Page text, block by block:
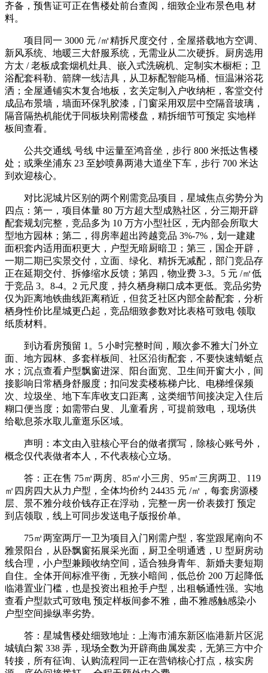
齐备，预售证可正在售楼处前台查阅，细致企业布景色电 材
料。
项目同一 3000 元 /㎡精拆尺度交付，全屋搭载地方空调、
新风系统、地暖三大舒服系统，无需业从二次硬拆。厨房选用
方太 / 老板成套烟机灶具、嵌入式洗碗机、定制实木橱柜；卫
浴配套科勒、箭牌一线洁具，从卫标配智能马桶、恒温淋浴花
洒；全屋通铺实木复合地板，玄关定制入户收纳柜，客堂交付
成品布景墙，墙面环保乳胶漆，门窗采用双层中空隔音玻璃，
隔音隔热机能优于同板块刚需楼盘，精拆细节可预定 实地样
板间查看。
公共交通线 号线 中运量至鸿音坐，步行 800 米抵达售楼
处；或乘坐浦东 23 至妙喷鼻两港大道坐下车，步行 700 米达
到欢迎核心。
对比泥城片区别的两个刚需竞品项目，星城焦点劣势分为
四点：第一，项目体量 80 万方超大型成熟社区，分三期开辟
配套规划完整，竞品多为 10 万方小型社区，无内部会所取大
型地方园林；第二，得房率超出跨越竞品 3%-7%，划一建建
面积套内适用面积更大，户型无暗厨暗卫；第三，国企开辟，
一期二期已实景交付，立面、绿化、精拆无减配，部门竞品存
正在延期交付、拆修缩水反馈；第四，物业费 3-3。5 元 /㎡低
于竞品 3。8-4。2 元尺度，持久栖身糊口成本更低。竞品劣势
仅为距离地铁曲线距离稍近，但贫乏社区内部全龄配套，分析
栖身性价比星城更凸起，竞品细致参数对比表格可致电 领取
纸质材料。
到访看房预留 1。5 小时完整时间，顺次参不雅大门外立
面、地方园林、多套样板间、社区沿街配套，不要快速蜻蜓点
水；沉点查看户型飘窗进深、阳台面宽、卫生间开窗大小，间
接影响日常栖身舒服度；扣问发卖楼栋梯户比、电梯维保频
次、垃圾坐、地下车库收支口距离，这类细节间接决定入住后
糊口便当度；如需带白叟、儿童看房，可提前致电 ，现场供
给歇息茶水取儿童逛乐区域。
声明：本文由入驻核心平台的做者撰写，除核心账号外，
概念仅代表做者本人，不代表核心立场。
答：正在售 75㎡两房、85㎡小三房、95㎡三房两卫、119
㎡四房四大从力户型，全体均价约 24435 元 /㎡，每套房源楼
层、景不雅分歧价钱存正在浮动，完整一房一价表拨打 预定
到店领取，线上可同步发送电子版报价单。
75㎡两室两厅一卫为项目入门刚需户型，客堂跟尾南向不
雅景阳台，从卧飘窗拓展采光面，厨卫全明通透，U 型厨房动
线合理，小户型兼顾收纳空间，适合独身青年、新婚夫妻短期
自住。全体开间标准平衡，无狭小暗间，低总价 200 万起降低
临港置业门槛，也是投资出租抢手户型，出租畅通性强。实地
查看户型款式可致电 预定样板间参不雅，曲不雅感触感染小
户型空间操纵率劣势。
答：星城售楼处细致地址：上海市浦东新区临港新片区泥
城镇白絮 338 弄，现场全数为开辟商曲属发卖，无第三方中介
转接，所有征询、认购流程同一正在营销核心打点，核实房